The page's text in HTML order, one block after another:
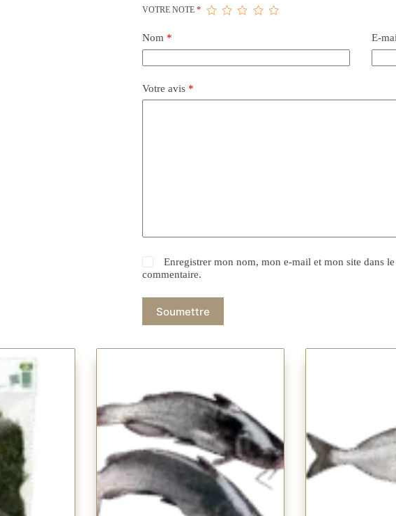
VOTRE NOTE *
Nom * E-
Votre avis *
Enregistrer mon nom, mon e-mail et mon site dans
commentaire.
Soumettre